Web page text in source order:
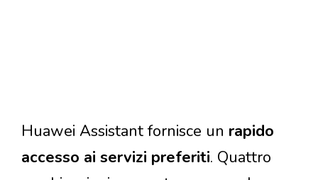
Huawei Assistant fornisce un rapido
accesso ai servizi preferiti. Quattro